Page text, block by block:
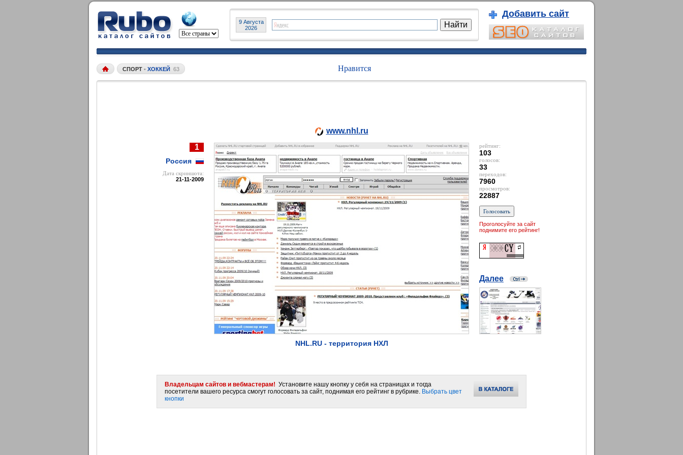
9 Августа
2026
Добавить сайт
СПОРТ • ХОККЕЙ 63 Нравится
1
Россия
Дата cкриншота:
21-11-2009
www.nhl.ru
NHL.RU - территория НХЛ
рейтинг:
103
голосов:
33
переходов:
7960
просмотров:
22887
Проголосуйте за сайт
поднимите его рейтинг!
Далее
Владельцам сайтов и вебмастерам! Установите нашу кнопку у себя на страницах и тогда
посетители вашего ресурса смогут голосовать за сайт, поднимая его рейтинг в рубрике. Выбрать цвет
кнопки